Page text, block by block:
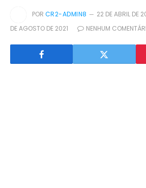
POR CR2-ADMIN8 22 DE ABRIL DE
DE AGOSTO DE 2021
NENHUM